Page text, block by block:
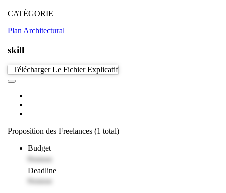
CATÉGORIE
Plan Architectural
skill
Télécharger Le Fichier Explicatif
Proposition des Freelances (1 total)
Budget
Premium
Deadline
Premium